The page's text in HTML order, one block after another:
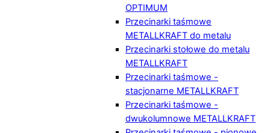
OPTIMUM
Przecinarki taśmowe
METALLKRAFT do metalu
Przecinarki stołowe do metalu
METALLKRAFT
Przecinarki taśmowe -
stacjonarne METALLKRAFT
Przecinarki taśmowe -
dwukolumnowe METALLKRAFT